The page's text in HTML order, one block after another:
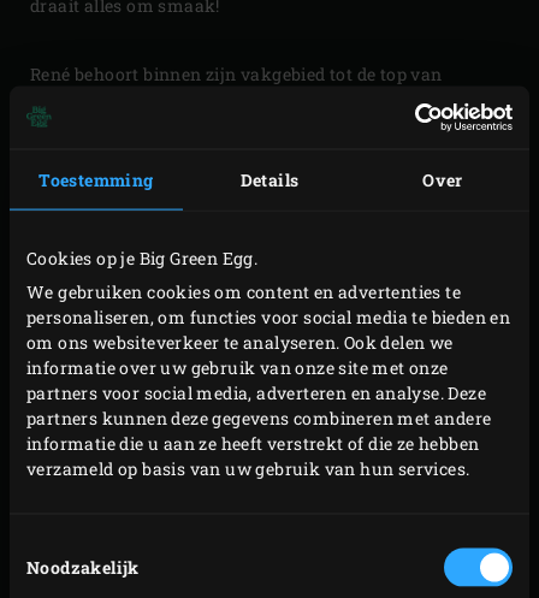
Toestemming Details Over
Cookies op je Big Green Egg.
We gebruiken cookies om content en advertenties te
personaliseren, om functies voor social media te bieden en
om ons websiteverkeer te analyseren. Ook delen we
informatie over uw gebruik van onze site met onze
partners voor social media, adverteren en analyse. Deze
partners kunnen deze gegevens combineren met andere
informatie die u aan ze heeft verstrekt of die ze hebben
verzameld op basis van uw gebruik van hun services.
Noodzakelijk
draait alles om smaak!
René behoort binnen zijn vakgebied tot de top van
Nederland. Zijn restaurant is onderscheiden met een
GaultMillau en de chef zelf is lid van het Gilde van
Nederlandse Meesterkoks, een privilege dat slechts is
hebben behaald.
Waar mogelijk vormen ingrediënten uit de nabije
omgeving de basis voor de gerechten bij restaurant
Brienen aan de Maas. “Ik heb het geluk gehad dat ik een
aantal jaren mee mocht werken aan KOPlopers, een tv-
programma over innovatie in de agro- en foodsector van
vertelt René. “Vrijwel alles wat we in eigen regio kunnen